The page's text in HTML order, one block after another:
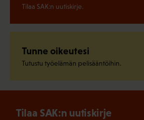
Tilaa SAK:n uutiskirje.
Tunne oikeutesi
Tutustu työelämän pelisääntöihin.
Tilaa SAK:n uutiskirje